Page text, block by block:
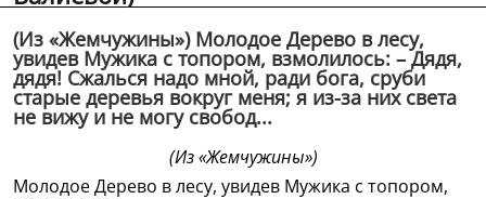
(Из «Жемчужины») Молодое Дерево в лесу,
увидев Мужика с топором, взмолилось: – Дядя,
дядя! Сжалься надо мной, ради бога, сруби
старые деревья вокруг меня; я из-за них света
не вижу и не могу свобод...
(Из «Жемчужины»)
Молодое Дерево в лесу, увидев Мужика с топором,